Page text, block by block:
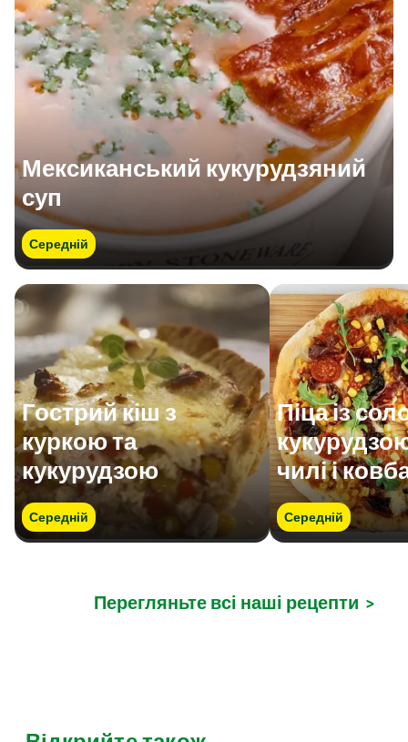
Мексиканський кукурудзяний
суп
Середній
Гострий кіш з
куркою та
кукурудзою
Середній
Піца із
чилі і
Середній
Перегляньте всі наші рецепти >